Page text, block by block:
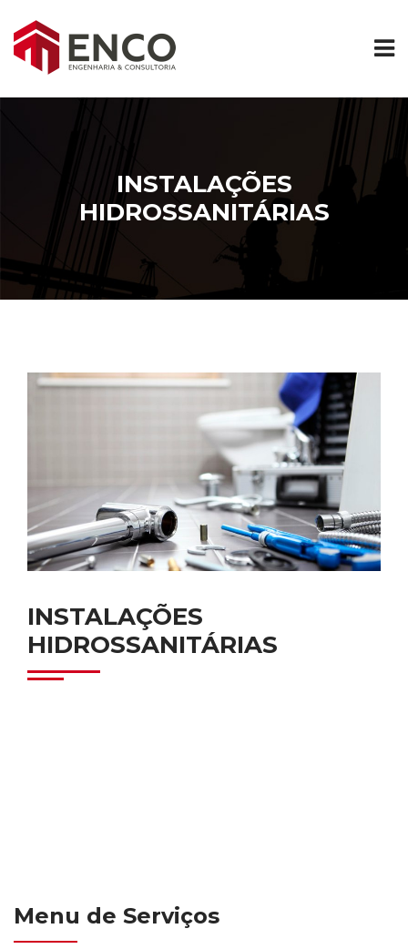
INSTALAÇÕES
HIDROSSANITÁRIAS
INSTALAÇÕES
HIDROSSANITÁRIAS
Menu de Serviços